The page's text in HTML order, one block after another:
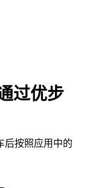
过优步
后按照应用中的